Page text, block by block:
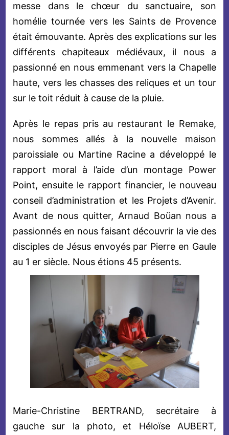
messe dans le chœur du sanctuaire, son
homélie tournée vers les Saints de Provence
était émouvante. Après des explications sur les
différents chapiteaux médiévaux, il nous a
passionné en nous emmenant vers la Chapelle
haute, vers les chasses des reliques et un tour
sur le toit réduit à cause de la pluie.
Après le repas pris au restaurant le Remake,
nous sommes allés à la nouvelle maison
paroissiale ou Martine Racine a développé le
rapport moral à l’aide d’un montage Power
Point, ensuite le rapport financier, le nouveau
conseil d’administration et les Projets d’Avenir.
Avant de nous quitter, Arnaud Boüan nous a
passionnés en nous faisant découvrir la vie des
disciples de Jésus envoyés par Pierre en Gaule
au 1 er siècle. Nous étions 45 présents.
Marie-Christine BERTRAND, secrétaire à
gauche sur la photo, et Héloïse AUBERT,